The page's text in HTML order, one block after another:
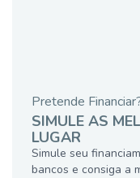
Pretende
SIMULE AS
LUGAR
Simule seu
bancos e consiga a